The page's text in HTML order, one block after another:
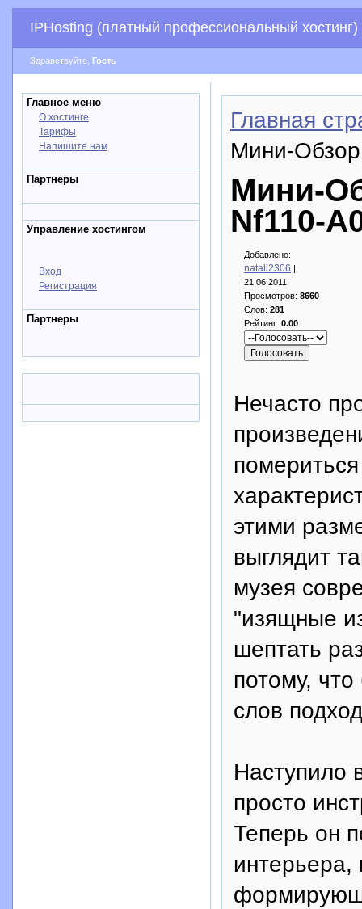
IPHosting (платный профессиональный хостинг)
Здравствуйте, Гость
Главное меню
О хостинге
Тарифы
Напишите нам
Партнеры
Управление хостингом
Вход
Регистрация
Партнеры
Главная
Мини-
Мини-
Nf110-
Добавлено:
natali2306 |
21.06.2011
Просмотров: 8660
Слов: 281
Рейтинг: 0.00
Нечасто
этими
выглядит
музея
"изящные
шептать
потому,
слов
Наступило
просто
Теперь он
интерьера,